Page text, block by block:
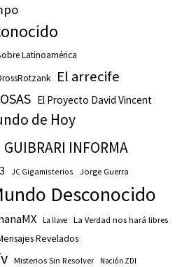
Latinoamérica
El arrecife
El Proyecto David Vincent
de Hoy
GUIBRARI INFORMA
JC Gigamisterios Jorge Guerra
Desconocido
La llave La Verdad nos hará libres
Revelados
Misterios Sin Resolver Nación ZDI